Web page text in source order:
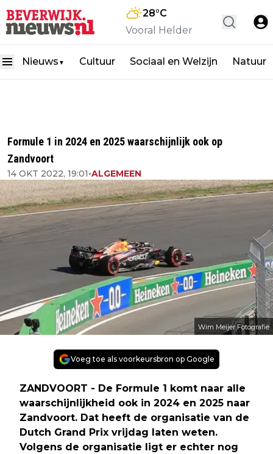
28°C
Vooral Helder
Nieuws ▼ Cultuur Sociaal en Welzijn Natuur
Formule 1 in 2024 en 2025 waarschijnlijk ook op
Zandvoort
14 OKT 2022, 19:01•ALGEMEEN
Wim Meijer Fotografie
Voeg toe als voorkeursbron op Google
ZANDVOORT - De Formule 1 komt naar alle
waarschijnlijkheid ook in 2024 en 2025 naar
Zandvoort. Dat heeft de organisatie van de
Dutch Grand Prix vrijdag laten weten.
Volgens de organisatie ligt er echter nog